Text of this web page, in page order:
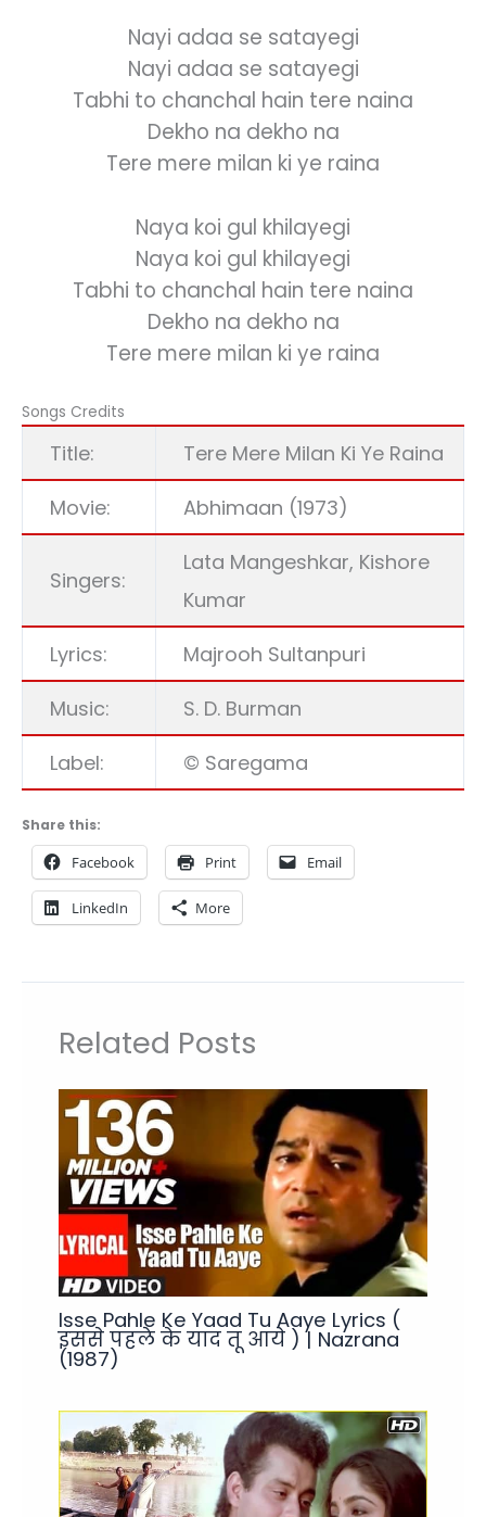
Nayi adaa se satayegi
Nayi adaa se satayegi
Tabhi to chanchal hain tere naina
Dekho na dekho na
Tere mere milan ki ye raina
Naya koi gul khilayegi
Naya koi gul khilayegi
Tabhi to chanchal hain tere naina
Dekho na dekho na
Tere mere milan ki ye raina
Songs Credits
Title:
Tere Mere Milan Ki Ye Raina
Movie:
Abhimaan (1973)
Singers:
Lata Mangeshkar, Kishore
Kumar
Lyrics:
Majrooh Sultanpuri
Music:
S. D. Burman
Label:
© Saregama
Share this:
Facebook Print Email
LinkedIn More
Related Posts
Isse Pahle Ke Yaad Tu Aaye Lyrics (
इससे पहले के याद तू आये ) | Nazrana
(1987)